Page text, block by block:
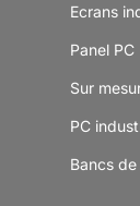
Ecrans
Panel PC
Sur
PC
Bancs